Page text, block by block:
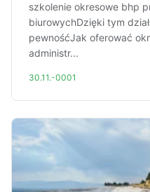
szkolenie okresowe bhp
biurowychDzięki tym
pewnośćJak oferować
administr...
30.11.-0001